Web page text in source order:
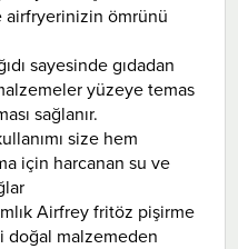
ömrünü
sayesinde gıdadan
yüzeye temas
sağlanır.
size hem
için harcanan su ve
Airfrey fritöz pişirme
doğal malzemeden